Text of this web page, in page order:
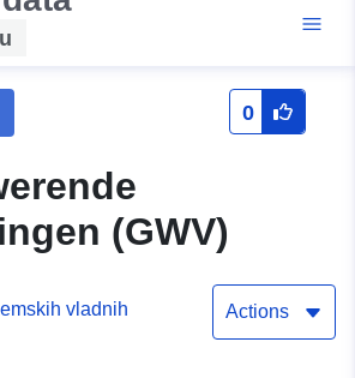
0
(GWV)
vladnih
Actions